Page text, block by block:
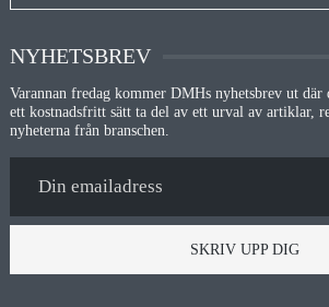
NYHETSBREV
Varannan fredag kommer DMHs nyhetsbrev ut
ett kostnadsfritt sätt ta del av ett urval av artiklar,
nyheterna från branschen.
SKRIV UPP DIG